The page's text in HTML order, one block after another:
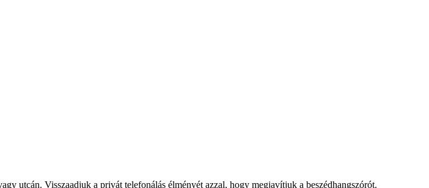
utcán. Visszaadjuk a privát telefonálás élményét azzal, hogy megjavítjuk a beszédhangszórót.